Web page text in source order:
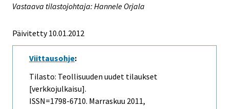
Vastaava tilastojohtaja: Hannele Orjala
Päivitetty 10.01.2012
Viittausohje:
Tilasto: Teollisuuden uudet tilaukset
[verkkojulkaisu].
ISSN=1798-6710. Marraskuu 2011,